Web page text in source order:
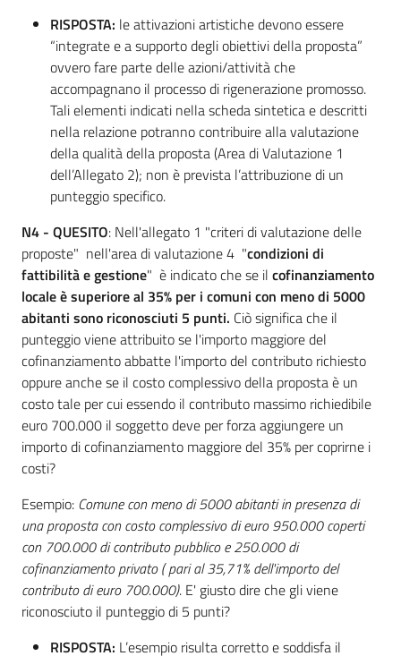
RISPOSTA: le attivazioni artistiche devono essere
“integrate e a supporto degli obiettivi della proposta”
ovvero fare parte delle azioni/attività che
accompagnano il processo di rigenerazione promosso.
Tali elementi indicati nella scheda sintetica e descritti
nella relazione potranno contribuire alla valutazione
della qualità della proposta (Area di Valutazione 1
dell’Allegato 2); non è prevista l’attribuzione di un
punteggio specifico.
N4 - QUESITO: Nell'allegato 1 "criteri di valutazione delle
proposte" nell'area di valutazione 4 "condizioni di
fattibilità e gestione" è indicato che se il cofinanziamento
locale è superiore al 35% per i comuni con meno di 5000
abitanti sono riconosciuti 5 punti. Ciò significa che il
punteggio viene attribuito se l'importo maggiore del
cofinanziamento abbatte l'importo del contributo richiesto
oppure anche se il costo complessivo della proposta è un
costo tale per cui essendo il contributo massimo richiedibile
euro 700.000 il soggetto deve per forza aggiungere un
importo di cofinanziamento maggiore del 35% per coprirne i
costi?
Esempio: Comune con meno di 5000 abitanti in presenza di
una proposta con costo complessivo di euro 950.000 coperti
con 700.000 di contributo pubblico e 250.000 di
cofinanziamento privato ( pari al 35,71% dell'importo del
contributo di euro 700.000). E' giusto dire che gli viene
riconosciuto il punteggio di 5 punti?
RISPOSTA: L’esempio risulta corretto e soddisfa il